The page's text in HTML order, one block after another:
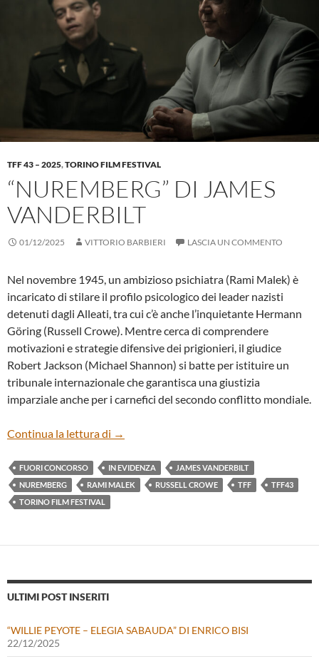
TFF 43 – 2025,TORINO FILM FESTIVAL
“NUREMBERG” DI JAMES
VANDERBILT
01/12/2025 VITTORIO BARBIERI LASCIA UN COMMENTO
Nel novembre 1945, un ambizioso psichiatra (Rami Malek) è
incaricato di stilare il profilo psicologico dei leader nazisti
detenuti dagli Alleati, tra cui c’è anche l’inquietante Hermann
Göring (Russell Crowe). Mentre cerca di comprendere
motivazioni e strategie difensive dei prigionieri, il giudice
Robert Jackson (Michael Shannon) si batte per istituire un
tribunale internazionale che garantisca una giustizia
imparziale anche per i carnefici del secondo conflitto mondiale.
Continua la lettura di “NUREMBERG” DI JAMES VANDERBILT
→
FUORI CONCORSO IN EVIDENZA
JAMES VANDERBILT
NUREMBERG
RAMI MALEK RUSSELL CROWE TFF
TFF43
TORINO FILM FESTIVAL
ULTIMI POST INSERITI
“WILLIE PEYOTE – ELEGIA SABAUDA” DI ENRICO BISI
22/12/2025